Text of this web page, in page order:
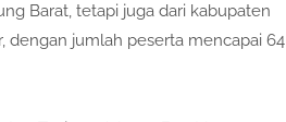
Barat, tetapi juga dari kabupaten
dengan jumlah peserta mencapai 64